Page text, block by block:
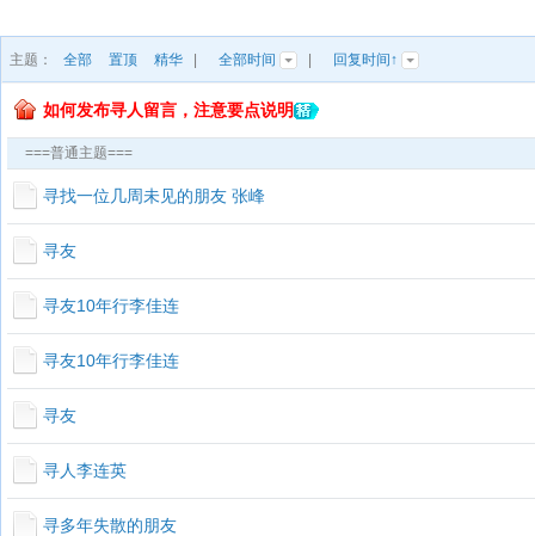
主题： 全部 置顶 精华 全部时间 回复时间↑
如何发布寻人留言，注意要点说明
===普通主题===
寻找一位几周未见的朋友 张峰
寻友
寻友10年行李佳连
寻友10年行李佳连
寻友
寻人李连英
寻多年失散的朋友